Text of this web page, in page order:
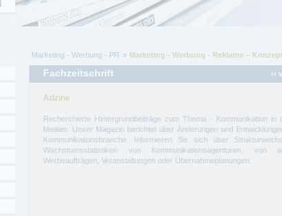
Sie sind hier
Marketing - Werbung - PR Marketing - Werbung - Reklame –
Fachzeitschrift ‹‹
Adzine
Recherchierte Hintergrundbeiträge zum Thema - Kommunikation in
Medien. Unser Magazin berichtet über Änderungen und
Kommunikationsbranche. Informieren Sie sich über
Wachstumsstatistiken von Kommunikationsagenturen, von
Werbeaufträgen, Veranstaltungen oder Übernahmeplanungen.